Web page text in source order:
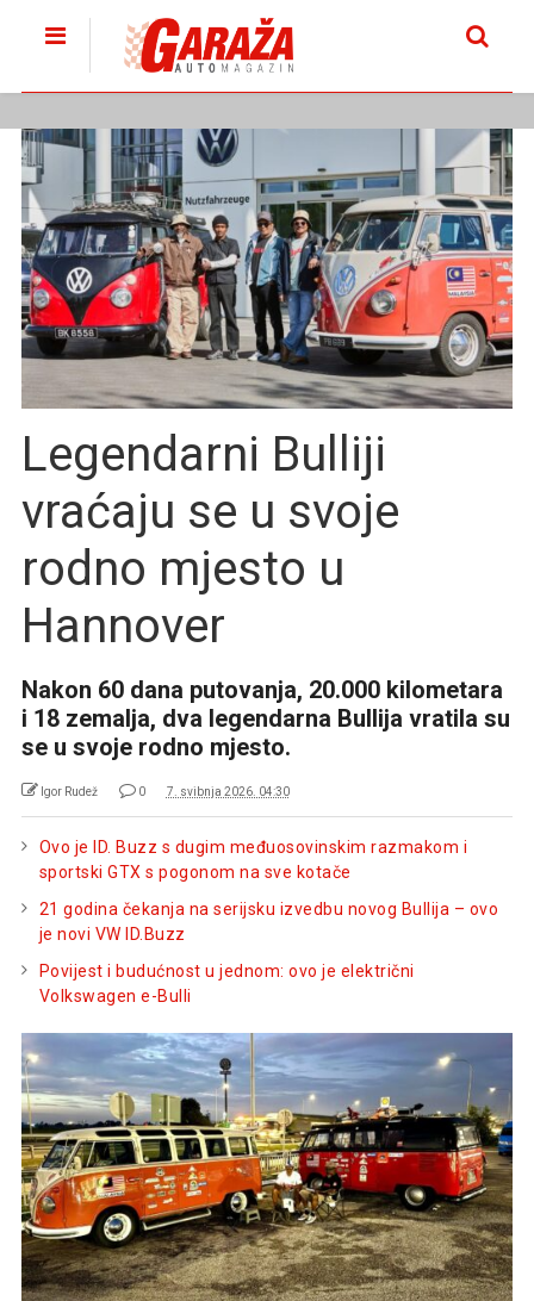
Legendarni Bulliji
vraćaju se u svoje
rodno mjesto u
Hannover
Nakon 60 dana putovanja, 20.000 kilometara
i 18 zemalja, dva legendarna Bullija vratila su
se u svoje rodno mjesto.
Igor Rudež 0 7. svibnja 2026. 04:30
Ovo je ID. Buzz s dugim međuosovinskim razmakom i
sportski GTX s pogonom na sve kotače
21 godina čekanja na serijsku izvedbu novog Bullija – ovo
je novi VW ID.Buzz
Povijest i budućnost u jednom: ovo je električni
Volkswagen e-Bulli